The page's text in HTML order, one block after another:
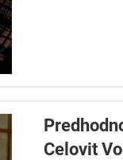
Celovit